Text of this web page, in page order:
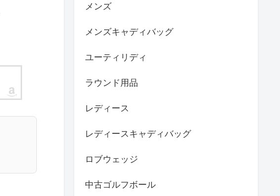
メンズ
メンズキャディバッグ
ユーティリディ
ラウンド用品
レディース
レディースキャディバッグ
ロブウェッジ
中古ゴルフボール